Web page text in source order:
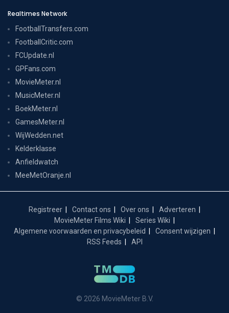
Realtimes Network
FootballTransfers.com
FootballCritic.com
FCUpdate.nl
GPFans.com
MovieMeter.nl
MusicMeter.nl
BoekMeter.nl
GamesMeter.nl
WijWedden.net
Kelderklasse
Anfieldwatch
MeeMetOranje.nl
Registreer Contact ons Over ons
Adverteren
MovieMeter Films Wiki
Series Wiki
Algemene voorwaarden en privacybeleid
Consent wijzigen
RSS Feeds
API
© 2026 MovieMeter B.V.